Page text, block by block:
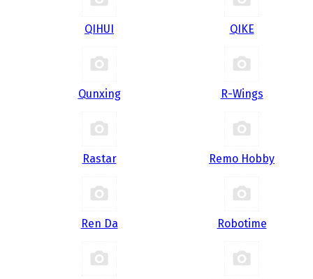
QIHUI QIKE
Qunxing R-Wings
Rastar Remo Hobby
Ren Da Robotime